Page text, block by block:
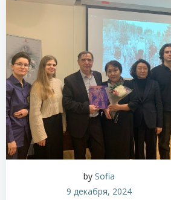
bySofia
9 декабря, 2024